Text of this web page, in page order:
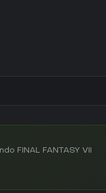
FINAL FANTASY VII